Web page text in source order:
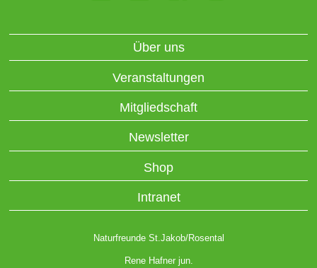
Über uns
Veranstaltungen
Mitgliedschaft
Newsletter
Shop
Intranet
Naturfreunde St.Jakob/Rosental
Rene Hafner jun.